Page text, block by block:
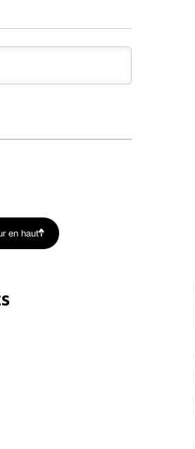
en haut